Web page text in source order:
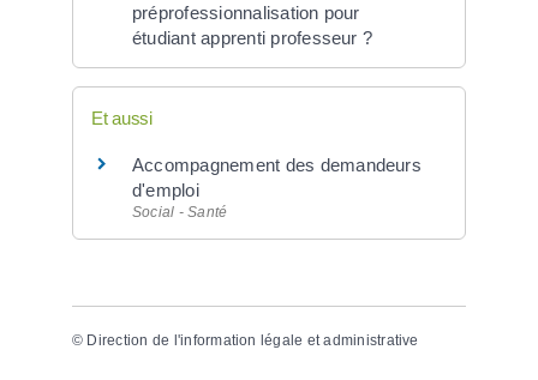
préprofessionnalisation pour
étudiant apprenti professeur ?
Et aussi
Accompagnement des demandeurs
d'emploi
Social - Santé
© Direction de l'information légale et administrative